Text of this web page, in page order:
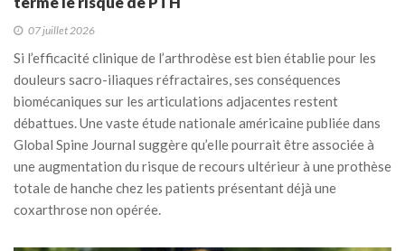
07 juillet 2026
Si l’efficacité clinique de l’arthrodèse est bien établie pour les
douleurs sacro-iliaques réfractaires, ses conséquences
biomécaniques sur les articulations adjacentes restent
débattues. Une vaste étude nationale américaine publiée dans
Global Spine Journal suggère qu’elle pourrait être associée à
une augmentation du risque de recours ultérieur à une prothèse
totale de hanche chez les patients présentant déjà une
coxarthrose non opérée.